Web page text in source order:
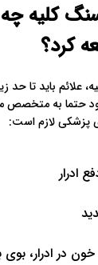
کلیه چه
کرد؟
علائم باید تا حد
حتما به متخصص
پزشکی لازم است:
ادرار
در ادرار، بوی